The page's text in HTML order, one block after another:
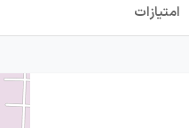
امتیازات